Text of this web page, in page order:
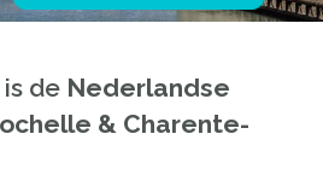
de Nederlandse
& Charente-